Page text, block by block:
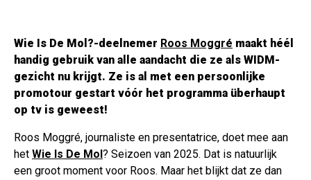
Wie Is De Mol?-deelnemer Roos Moggré maakt héél
handig gebruik van alle aandacht die ze als WIDM-
gezicht nu krijgt. Ze is al met een persoonlijke
promotour gestart vóór het programma überhaupt
op tv is geweest!
Roos Moggré, journaliste en presentatrice, doet mee aan
het Wie Is De Mol? Seizoen van 2025. Dat is natuurlijk
een groot moment voor Roos. Maar het blijkt dat ze dan